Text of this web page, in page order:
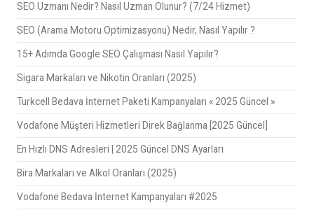
SEO Uzmanı Nedir? Nasıl Uzman Olunur? (7/24 Hizmet)
SEO (Arama Motoru Optimizasyonu) Nedir, Nasıl Yapılır ?
15+ Adımda Google SEO Çalışması Nasıl Yapılır?
Sigara Markaları ve Nikotin Oranları (2025)
Turkcell Bedava İnternet Paketi Kampanyaları « 2025 Güncel »
Vodafone Müşteri Hizmetleri Direk Bağlanma [2025 Güncel]
En Hızlı DNS Adresleri | 2025 Güncel DNS Ayarları
Bira Markaları ve Alkol Oranları (2025)
Vodafone Bedava İnternet Kampanyaları #2025